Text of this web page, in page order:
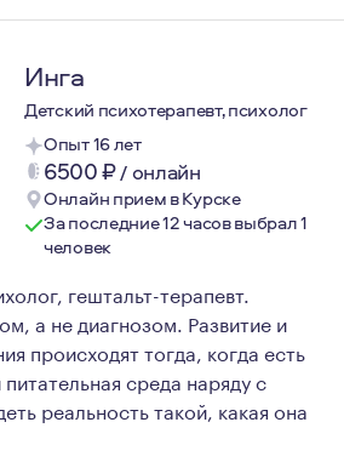
Инга
Детский психотерапевт, психолог
Опыт 16 лет
6500₽/ онлайн
Онлайн прием в Курске
За последние 12 часов выбрал 1
человек
гештальт-терапевт.
а не диагнозом. Развитие и
происходят тогда, когда есть
среда наряду с
реальность такой, какая она